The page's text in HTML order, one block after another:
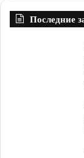
Последние